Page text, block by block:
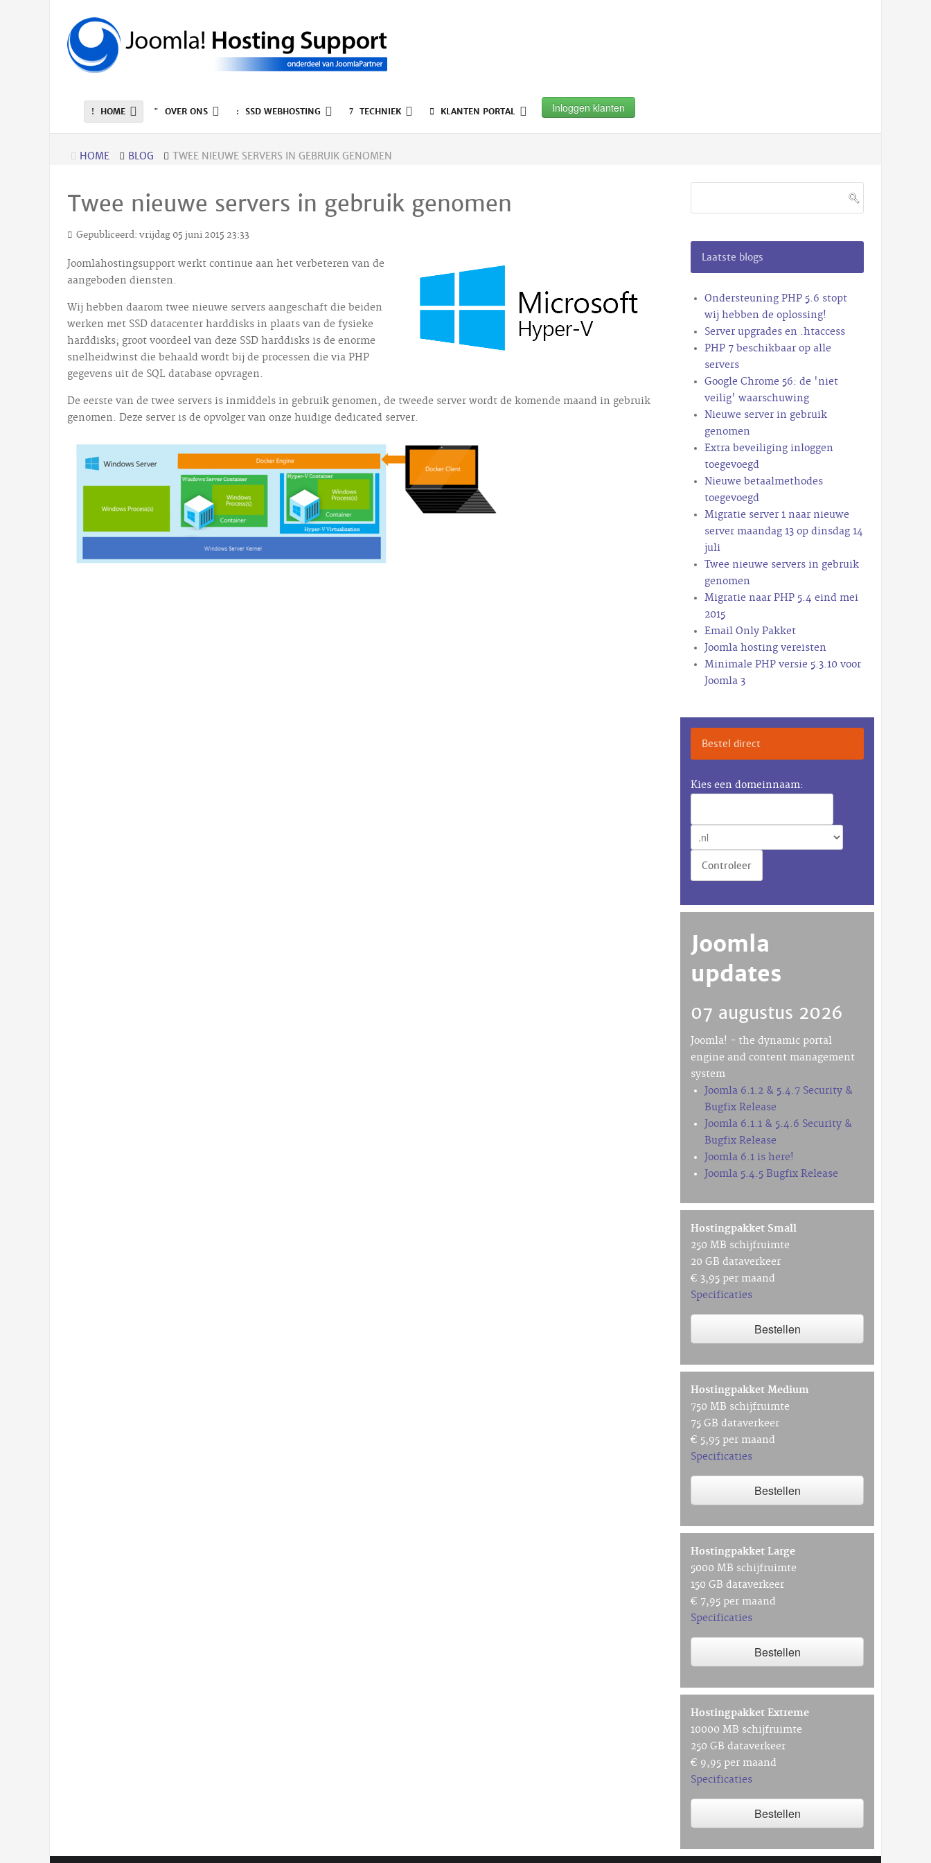
HOME OVER ONS SSD WEBHOSTING TECHNIEK KLANTEN PORTAL Inloggen klanten
HOME BLOG TWEE NIEUWE SERVERS IN GEBRUIK GENOMEN
Twee nieuwe servers in gebruik genomen
Gepubliceerd: vrijdag 05 juni 2015 23:33
Joomlahostingsupport werkt continue aan het verbeteren van de
aangeboden diensten.
Wij hebben daarom twee nieuwe servers aangeschaft die beiden
werken met SSD datacenter harddisks in plaats van de fysieke
harddisks; groot voordeel van deze SSD harddisks is de enorme
snelheidwinst die behaald wordt bij de processen die via PHP
gegevens uit de SQL database opvragen.
De eerste van de twee servers is inmiddels in gebruik genomen, de tweede server wordt de komende maand in gebruik
genomen. Deze server is de opvolger van onze huidige dedicated server.
Laatste blogs
Ondersteuning PHP 5.6 stopt
wij hebben de oplossing!
Server upgrades en .htaccess
PHP 7 beschikbaar op alle
servers
Google Chrome 56: de 'niet
veilig' waarschuwing
Nieuwe server in gebruik
genomen
Extra beveiliging inloggen
toegevoegd
Nieuwe betaalmethodes
toegevoegd
Migratie server 1 naar nieuwe
server maandag 13 op dinsdag 14
juli
Twee nieuwe servers in gebruik
genomen
Migratie naar PHP 5.4 eind mei
2015
Email Only Pakket
Joomla hosting vereisten
Minimale PHP versie 5.3.10 voor
Joomla 3
Bestel direct
Kies een domeinnaam:
Joomla
updates
07 augustus 2026
Joomla! - the dynamic portal
engine and content management
system
Joomla 6.1.2 & 5.4.7 Security &
Bugfix Release
Joomla 6.1.1 & 5.4.6 Security &
Bugfix Release
Joomla 6.1 is here!
Joomla 5.4.5 Bugfix Release
Hostingpakket Small
250 MB schijfruimte
20 GB dataverkeer
€ 3,95 per maand
Specificaties
Bestellen
Hostingpakket Medium
750 MB schijfruimte
75 GB dataverkeer
€ 5,95 per maand
Specificaties
Bestellen
Hostingpakket Large
5000 MB schijfruimte
150 GB dataverkeer
€ 7,95 per maand
Specificaties
Bestellen
Hostingpakket Extreme
10000 MB schijfruimte
250 GB dataverkeer
€ 9,95 per maand
Specificaties
Bestellen